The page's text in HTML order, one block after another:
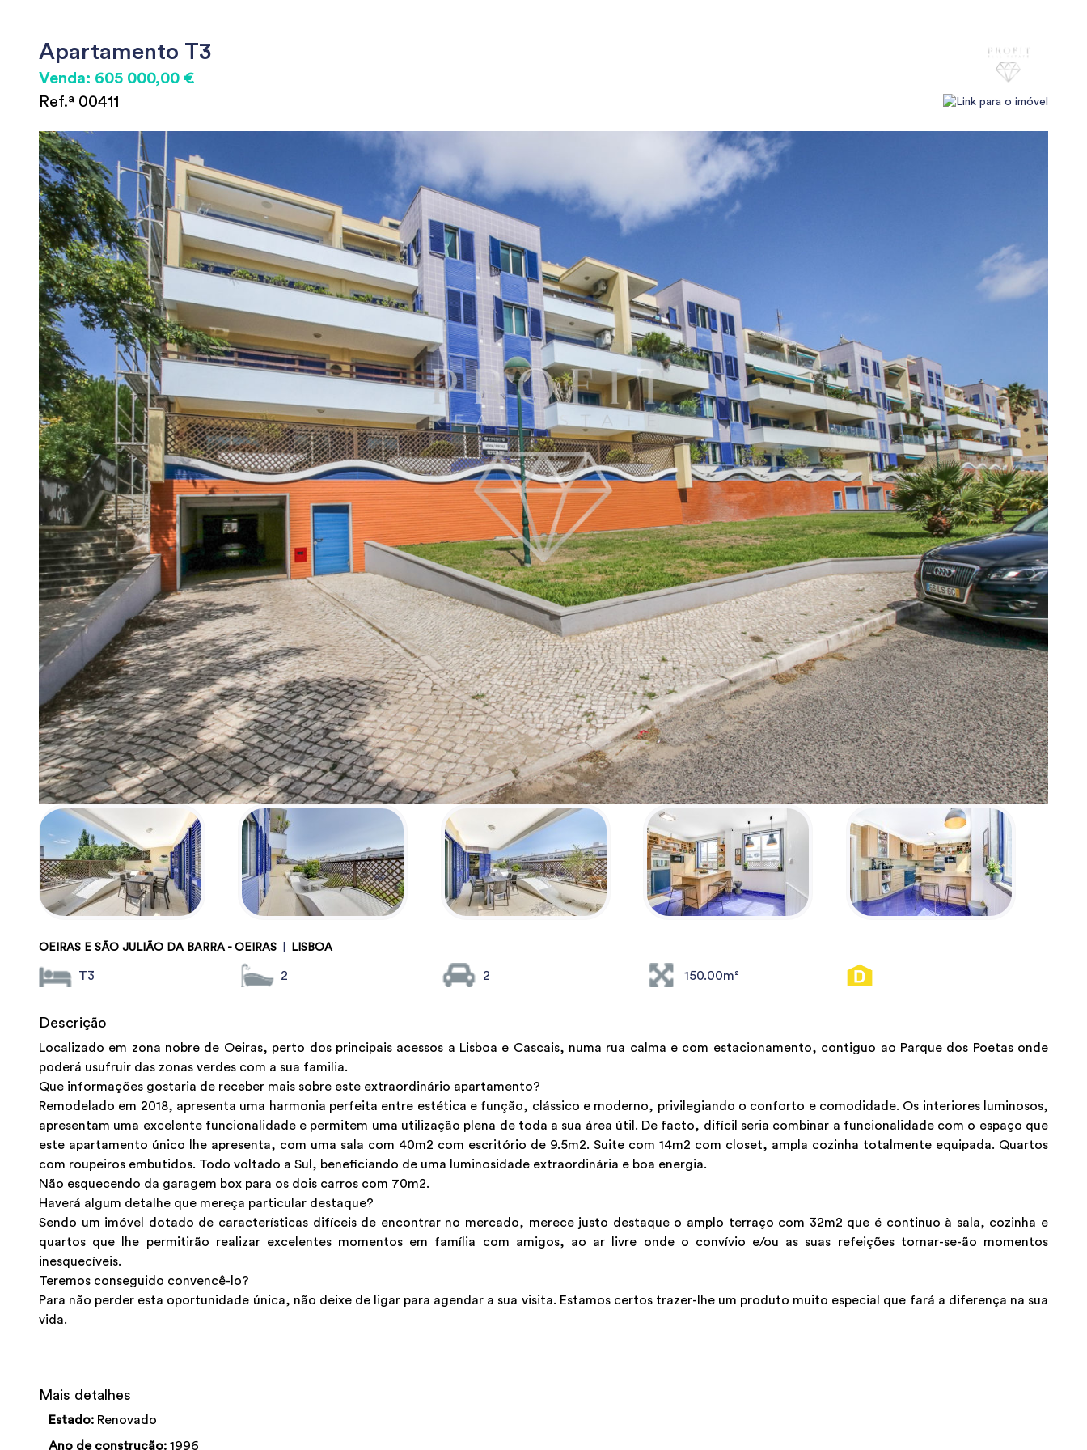
Apartamento T3
Venda: 605 000,00 €
Ref.ª 00411
OEIRAS E SÃO JULIÃO DA BARRA - OEIRAS LISBOA
T3 2 2 150.00m²
Descrição
Localizado em zona nobre de Oeiras, perto dos principais acessos a Lisboa e Cascais, numa rua calma e com estacionamento, contiguo ao Parque dos Poetas onde
poderá usufruir das zonas verdes com a sua familia.
Que informações gostaria de receber mais sobre este extraordinário apartamento?
Remodelado em 2018, apresenta uma harmonia perfeita entre estética e função, clássico e moderno, privilegiando o conforto e comodidade. Os interiores luminosos,
apresentam uma excelente funcionalidade e permitem uma utilização plena de toda a sua área útil. De facto, difícil seria combinar a funcionalidade com o espaço que
este apartamento único lhe apresenta, com uma sala com 40m2 com escritório de 9.5m2. Suite com 14m2 com closet, ampla cozinha totalmente equipada. Quartos
com roupeiros embutidos. Todo voltado a Sul, beneficiando de uma luminosidade extraordinária e boa energia.
Não esquecendo da garagem box para os dois carros com 70m2.
Haverá algum detalhe que mereça particular destaque?
Sendo um imóvel dotado de características difíceis de encontrar no mercado, merece justo destaque o amplo terraço com 32m2 que é continuo à sala, cozinha e
quartos que lhe permitirão realizar excelentes momentos em família com amigos, ao ar livre onde o convívio e/ou as suas refeições tornar-se-ão momentos
inesquecíveis.
Teremos conseguido convencê-lo?
Para não perder esta oportunidade única, não deixe de ligar para agendar a sua visita. Estamos certos trazer-lhe um produto muito especial que fará a diferença na sua
vida.
Mais detalhes
Estado: Renovado
Ano de construção: 1996